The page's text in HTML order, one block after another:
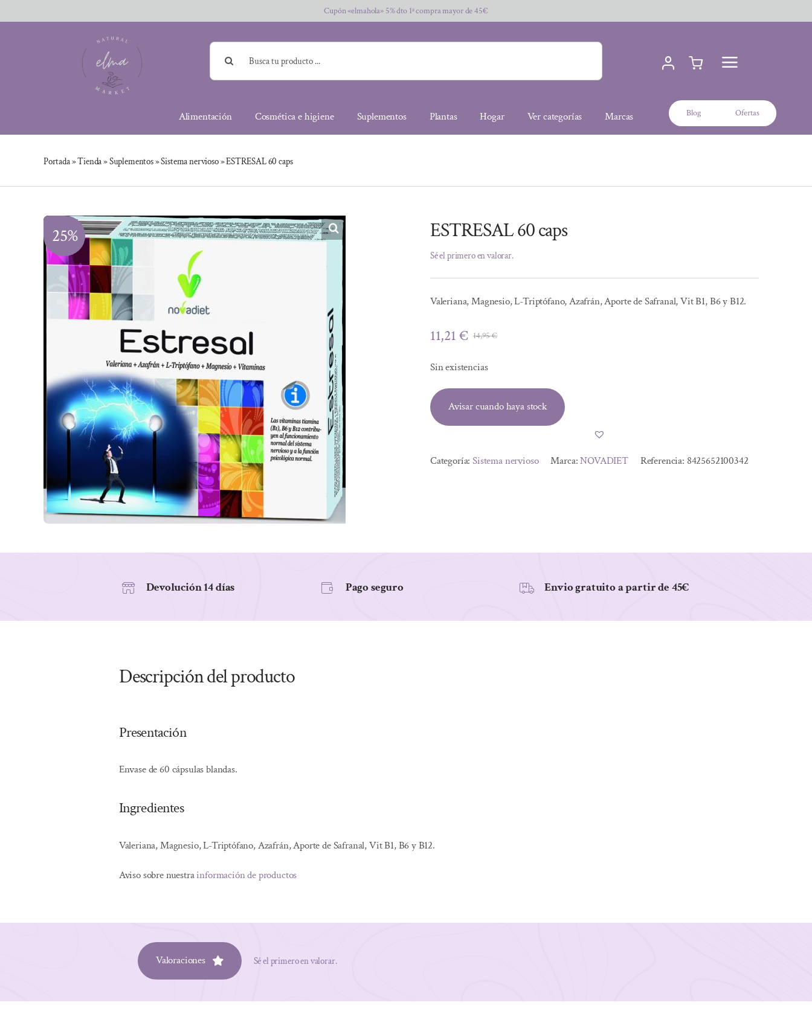
al
Cupón «elmahola» 5% dto 1ª compra mayor de 45€
Buscar:
Alimentación Cosmética e higiene Suplementos Plantas Hogar Ver categorías Marcas Blog Ofertas
Portada»Tienda»Suplementos»Sistema nervioso»ESTRESAL 60 caps
25% ESTRESAL 60 caps
Sé el primero en valorar.
Valeriana, Magnesio, L-Triptófano, Azafrán, Aporte de Safranal, Vit B1, B6 y B12.
14,95€El
era:
14,95 €.
11,21€
El
es:
11,21 €.
Sin existencias
Avisar cuando haya stock
Categoría:Sistema nervioso Marca:NOVADIET Referencia: 8425652100342
Devolución 14 días Pago seguro Envio gratuito a partir de 45€
Descripción del producto
Presentación
Envase de 60 cápsulas blandas.
Ingredientes
Valeriana, Magnesio, L-Triptófano, Azafrán, Aporte de Safranal, Vit B1, B6 y B12.
Aviso sobre nuestrainformación de productos
Valoraciones Sé el primero en valorar.